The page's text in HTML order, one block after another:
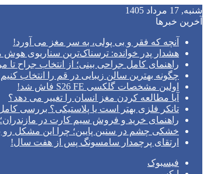
شنبه, 17 مرداد 1405
آخرین خبرها
آنچه که فقر و بی‌ پولی، به سر مغز می‌ آورد!
هشدار پدر خوانده: ترسناک‌ترین سناریوی
راهنمای کامل جراحی بینی؛ از انتخاب جراح تا
چگونه بهترین سالن زیبایی در قم را انتخاب کنیم؟ 7 نکته طلایی قبل از رزرو
اولین مشخصات گلکسی S26 FE فاش شد!
آیا مطالعه کردن مغز انسان را تغییر می‌ دهد؟
تانکر فلزی بهتر است یا پلاستیکی؟ بررسی کامل
راهنمای خرید و فروش سیم کارت در
خشکی چشم در سنین پایین؛ چرا این مشکل رو
ارتقای پرچمدار سامسونگ پس از هفت سال!
فیسبوک